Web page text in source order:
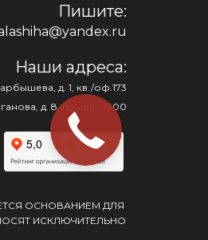
Пишите:
Наши адреса:
д. 1, кв./оф.173
д. 8, помещ. 1800
ОСНОВАНИЕМ ДЛЯ
ИСКЛЮЧИТЕЛЬНО